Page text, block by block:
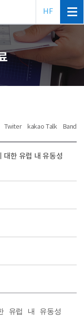
HF
Twiter kakao Talk Band
대한 유럽 내 유동성
유럽 내 유동성